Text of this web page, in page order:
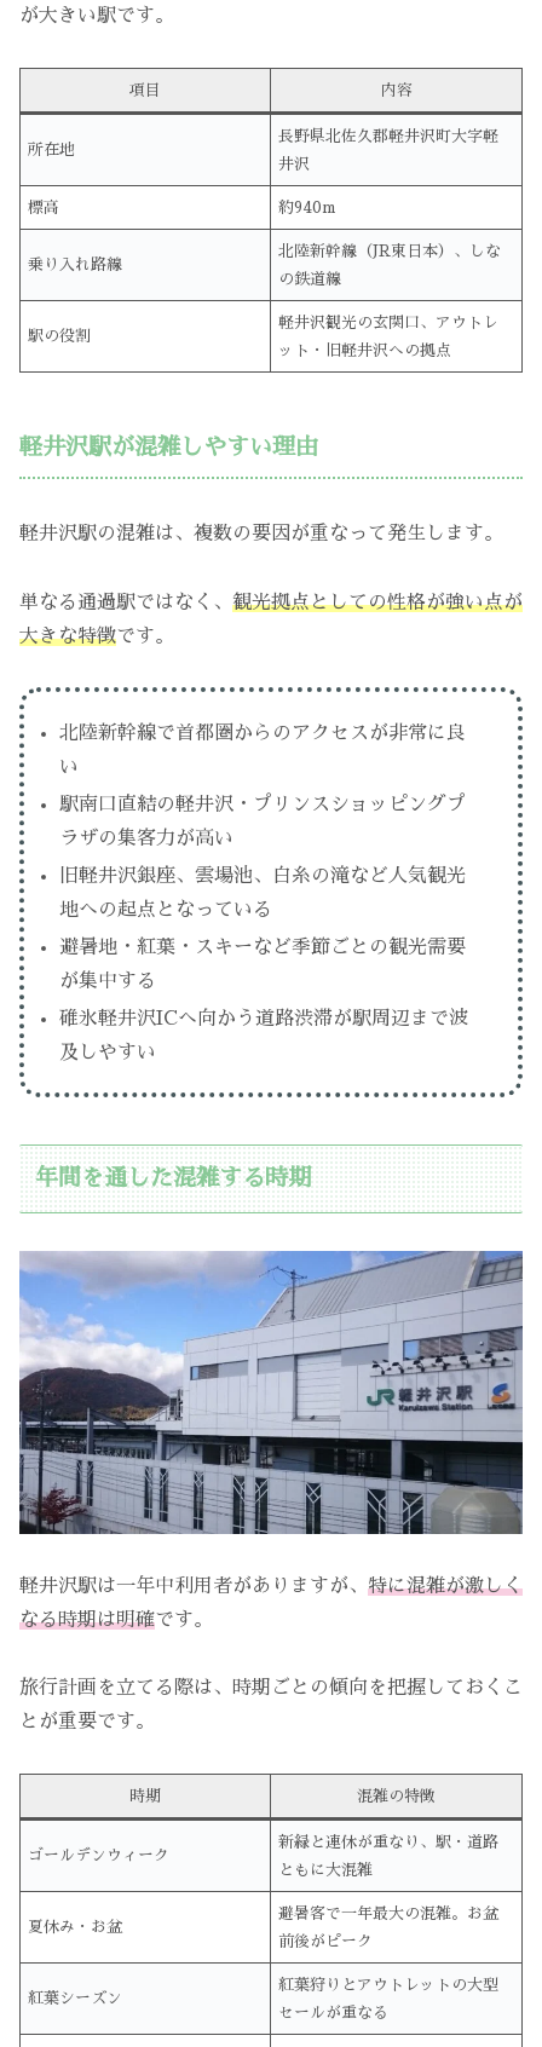
が大きい駅です。
項目 内容
所在地
長野県北佐久郡軽井沢町大字軽
井沢
標高 約940m
乗り入れ路線
北陸新幹線（JR東日本）、しな
の鉄道線
駅の役割
軽井沢観光の玄関口、アウトレ
ット・旧軽井沢への拠点
軽井沢駅が混雑しやすい理由
軽井沢駅の混雑は、複数の要因が重なって発生します。
単なる通過駅ではなく、 観光拠点としての性格が強い点が
大きな特徴です。
北陸新幹線で首都圏からのアクセスが非常に良
い
駅南口直結の軽井沢・プリンスショッピングプ
ラザの集客力が高い
旧軽井沢銀座、雲場池、白糸の滝など人気観光
地への起点となっている
避暑地・紅葉・スキーなど季節ごとの観光需要
が集中する
碓氷軽井沢ICへ向かう道路渋滞が駅周辺まで波
及しやすい
年間を通した混雑する時期
軽井沢駅は一年中利用者がありますが、 特に混雑が激しく
なる時期は明確です。
旅行計画を立てる際は、時期ごとの傾向を把握しておくこ
とが重要です。
時期 混雑の特徴
ゴールデンウィーク
新緑と連休が重なり、駅・道路
ともに大混雑
夏休み・お盆
避暑客で一年最大の混雑。お盆
前後がピーク
紅葉シーズン
紅葉狩りとアウトレットの大型
セールが重なる